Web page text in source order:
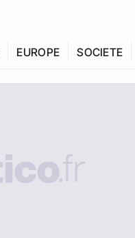
EUROPE SOCIETE